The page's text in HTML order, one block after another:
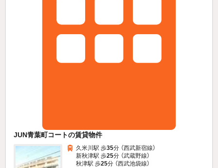
JUN青葉町コートの賃貸物件
久米川駅 歩35分 （西武新宿線）
新秋津駅 歩25分 （武蔵野線）
秋津駅 歩25分 （西武池袋線）